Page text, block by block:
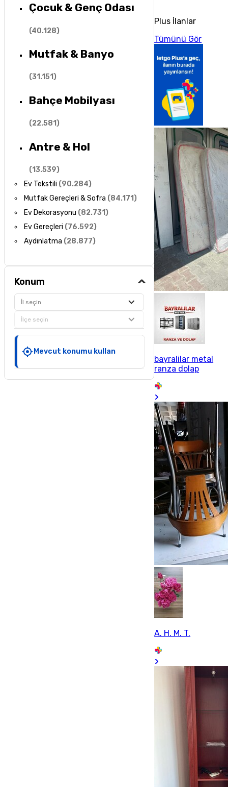
Çocuk & Genç Odası
(40.128)
Mutfak & Banyo
(31.151)
Bahçe Mobilyası
(22.581)
Antre & Hol
(13.539)
Ev Tekstili (90.284)
Mutfak Gereçleri & Sofra (84.171)
Ev Dekorasyonu (82.731)
Ev Gereçleri (76.592)
Aydınlatma (28.877)
Konum
İl seçin
İlçe seçin
Mevcut konumu kullan
Plus İlanlar
Tümünü Gör
bayralilar metal
ranza dolap
A. H. M. T.